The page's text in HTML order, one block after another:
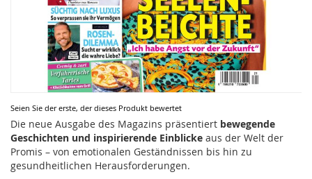
Seien Sie der erste, der dieses Produkt bewertet
Die neue Ausgabe des Magazins präsentiert bewegende
Geschichten und inspirierende Einblicke aus der Welt der
Promis – von emotionalen Geständnissen bis hin zu
gesundheitlichen Herausforderungen.
Zum
Anfang
der
Bildergalerie
springen